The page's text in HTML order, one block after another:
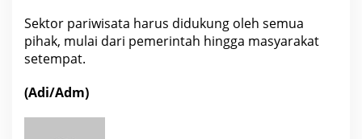
Sektor pariwisata harus didukung oleh semua
pihak, mulai dari pemerintah hingga masyarakat
setempat.
(Adi/Adm)